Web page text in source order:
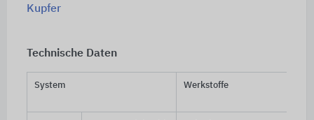
Kupfer
Technische Daten
System Werkstoffe